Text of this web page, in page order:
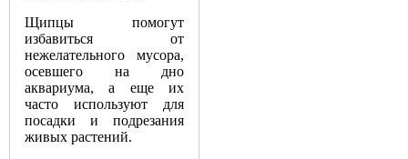
Щипцы помогут
избавиться от
нежелательного мусора,
осевшего на дно
аквариума, а еще их
часто используют для
посадки и подрезания
живых растений.